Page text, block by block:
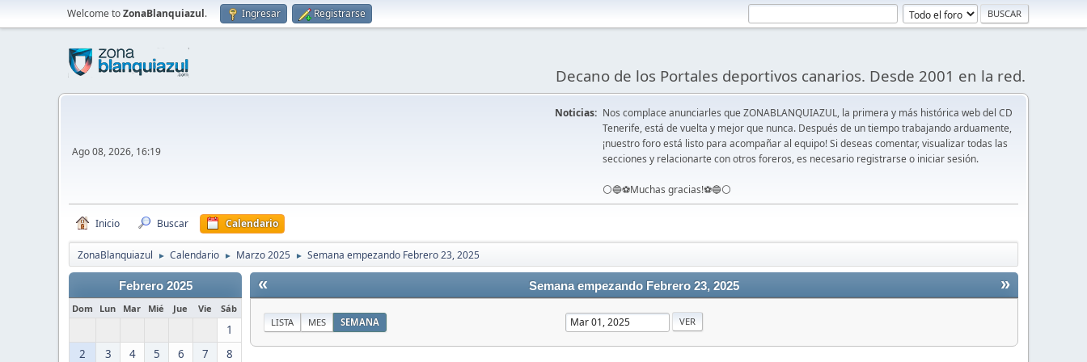
Welcome toZonaBlanquiazul. Ingresar Registrarse
Decano de los Portales deportivos canarios. Desde 2001 en la red.
Ago 08, 2026, 16:19
Noticias: Nos complace anunciarles que ZONABLANQUIAZUL, la primera y más histórica web del CD
Tenerife, está de vuelta y mejor que nunca. Después de un tiempo trabajando arduamente,
¡nuestro foro está listo para acompañar al equipo! Si deseas comentar, visualizar todas las
secciones y relacionarte con otros foreros, es necesario registrarse o iniciar sesión.
⚪️🔵⚽️Muchas gracias!⚽️🔵⚪️
Inicio Buscar Calendario
ZonaBlanquiazul ► Calendario ► Marzo 2025 ► Semana empezando Febrero 23, 2025
Febrero 2025
Dom Lun Mar Mié Jue Vie Sáb
1
2
3 4 5 6 7
8
« »
Semana empezando Febrero 23, 2025
LISTA MES SEMANA